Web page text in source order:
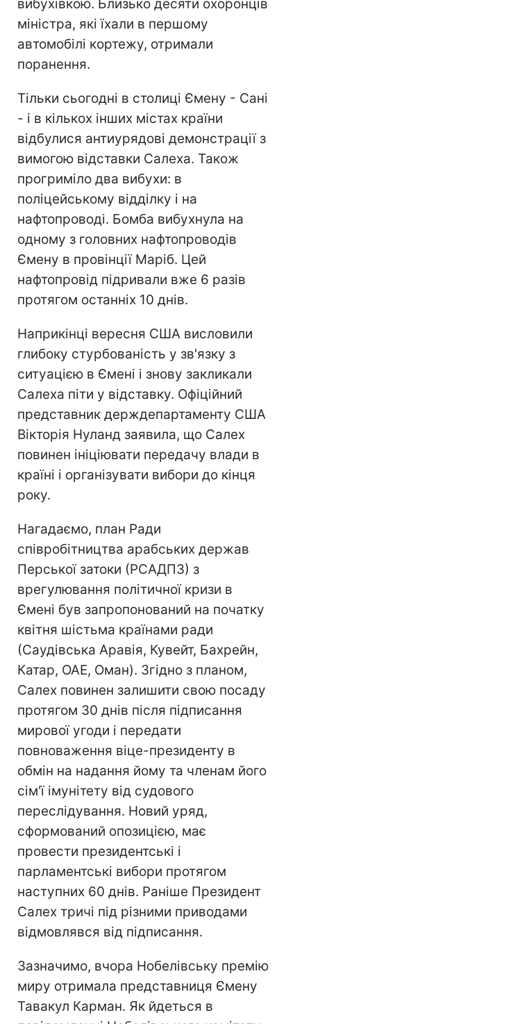
вибухівкою. Близько десяти охоронців
міністра, які їхали в першому
автомобілі кортежу, отримали
поранення.
Тільки сьогодні в столиці Ємену - Сані
- і в кількох інших містах країни
відбулися антиурядові демонстрації з
вимогою відставки Салеха. Також
прогриміло два вибухи: в
поліцейському відділку і на
нафтопроводі. Бомба вибухнула на
одному з головних нафтопроводів
Ємену в провінції Маріб. Цей
нафтопровід підривали вже 6 разів
протягом останніх 10 днів.
Наприкінці вересня США висловили
глибоку стурбованість у зв'язку з
ситуацією в Ємені і знову закликали
Салеха піти у відставку. Офіційний
представник держдепартаменту США
Вікторія Нуланд заявила, що Салех
повинен ініціювати передачу влади в
країні і організувати вибори до кінця
року.
Нагадаємо, план Ради
співробітництва арабських держав
Перської затоки (РСАДПЗ) з
врегулювання політичної кризи в
Ємені був запропонований на початку
квітня шістьма країнами ради
(Саудівська Аравія, Кувейт, Бахрейн,
Катар, ОАЕ, Оман). Згідно з планом,
Салех повинен залишити свою посаду
протягом 30 днів після підписання
мирової угоди і передати
повноваження віце-президенту в
обмін на надання йому та членам його
сім'ї імунітету від судового
переслідування. Новий уряд,
сформований опозицією, має
провести президентські і
парламентські вибори протягом
наступних 60 днів. Раніше Президент
Салех тричі під різними приводами
відмовлявся від підписання.
Зазначимо, вчора Нобелівську премію
миру отримала представниця Ємену
Тавакул Карман. Як йдеться в